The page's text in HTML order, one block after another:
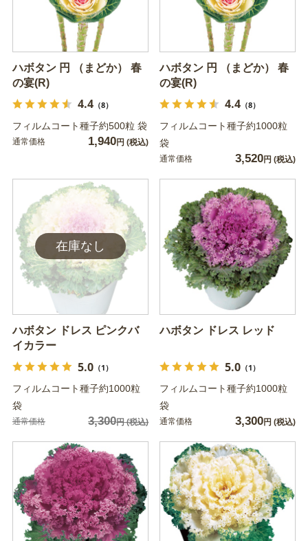
ハボタン 円 （まどか） 春
の宴(R)
4.4（8）
フィルムコート種子約500粒 袋
通常価格 1,940円 (税込)
ハボタン 円 （まどか） 春
の宴(R)
4.4（8）
フィルムコート種子約1000粒
袋
通常価格 3,520円 (税込)
ハボタン ドレス ピンクバ
イカラー
5.0（1）
フィルムコート種子約1000粒
袋
通常価格 3,300円(税込)
ハボタン ドレス レッド
5.0（1）
フィルムコート種子約1000粒
袋
通常価格 3,300円 (税込)